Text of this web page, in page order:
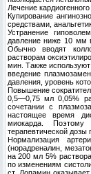
Лечение
Купирование
средствами,
Устранение
давление ниже 10 мм
Обычно вводят
растворам
мин. Также
введение
давления, уровень
Повышение
0,5—0,75 мл 0,05%
сочетании с
настоящее время
миокарда. Поэтому
терапевтической дозы
Нормализация
(норадреналин,
на 200 мл 5%
по изменениям